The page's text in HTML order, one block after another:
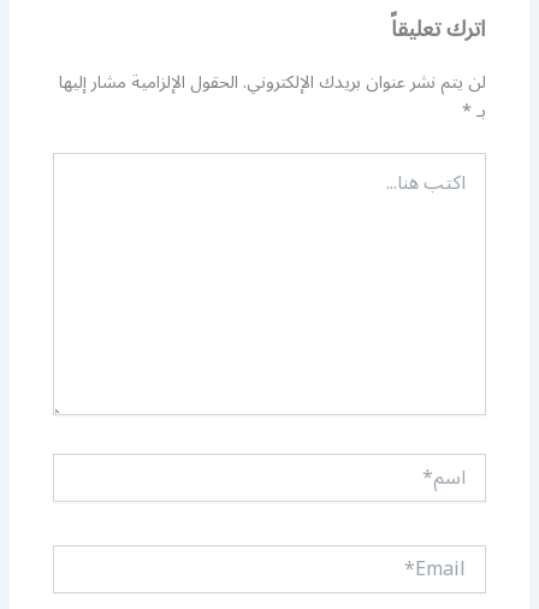
اترك تعليقاً
لن يتم نشر عنوان بريدك الإلكتروني.الحقول الإلزامية مشار إليها
بـ*
اكتب
هنا...
اسم*
Email*